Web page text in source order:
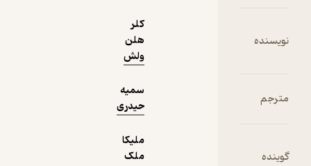
نویسنده
هلن
ولش
مترجم
سمیه
حیدری
گوینده
ملیکا
ملک